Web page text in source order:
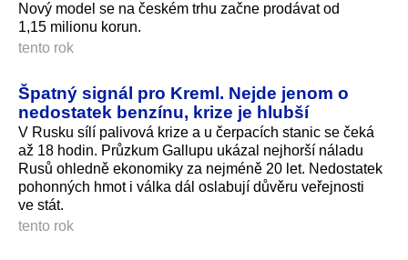
Nový model se na českém trhu začne prodávat od
1,15 milionu korun.
tento rok
Špatný signál pro Kreml. Nejde jenom o
nedostatek benzínu, krize je hlubší
V Rusku sílí palivová krize a u čerpacích stanic se čeká
až 18 hodin. Průzkum Gallupu ukázal nejhorší náladu
Rusů ohledně ekonomiky za nejméně 20 let. Nedostatek
pohonných hmot i válka dál oslabují důvěru veřejnosti
ve stát.
tento rok